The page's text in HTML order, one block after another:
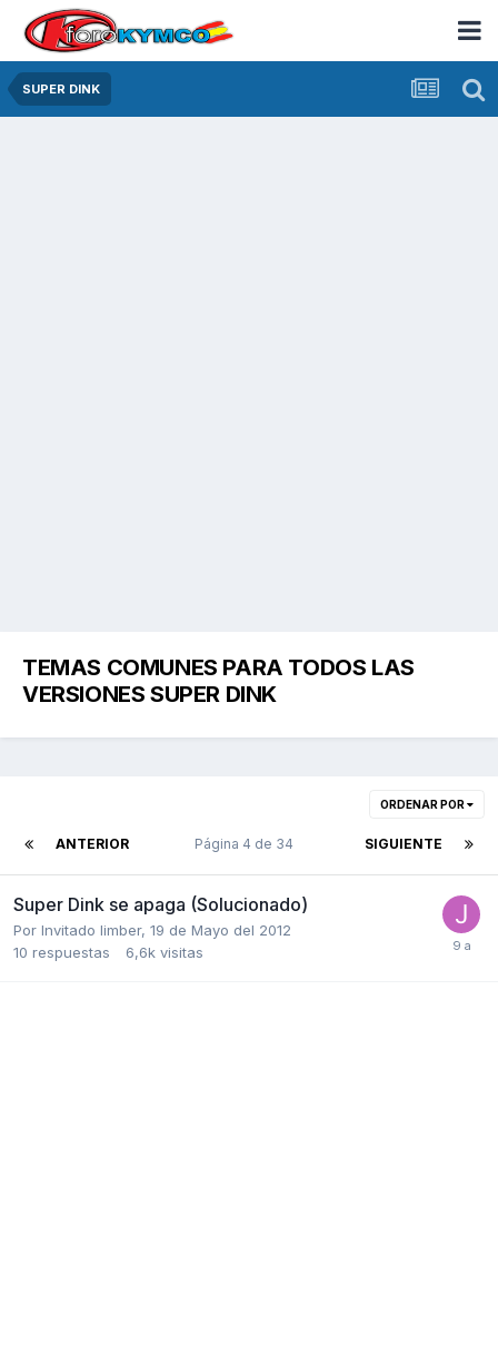
SUPER DINK
TEMAS COMUNES PARA TODOS LAS
VERSIONES SUPER DINK
ORDENAR POR
ANTERIOR SIGUIENTE
Página 4 de 34
Super Dink se apaga (Solucionado)
Por Invitado limber, 19 de Mayo del 2012
10 respuestas 6,6k visitas